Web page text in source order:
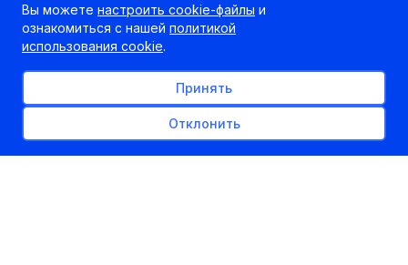
Вы можете настроить cookie-файлы и
ознакомиться с нашей политикой
использования cookie.
Принять
Отклонить